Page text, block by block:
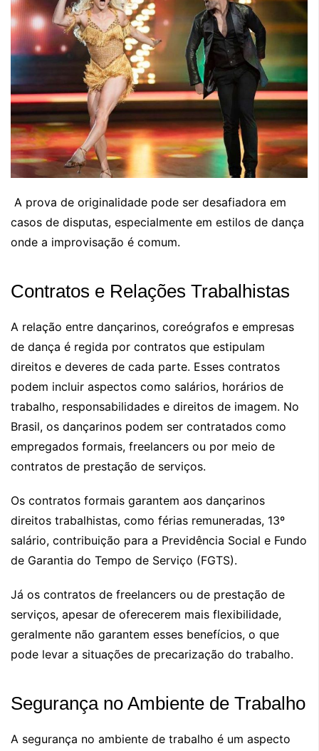
A prova de originalidade pode ser desafiadora em
casos de disputas, especialmente em estilos de dança
onde a improvisação é comum.
Contratos e Relações Trabalhistas
A relação entre dançarinos, coreógrafos e empresas
de dança é regida por contratos que estipulam
direitos e deveres de cada parte. Esses contratos
podem incluir aspectos como salários, horários de
trabalho, responsabilidades e direitos de imagem. No
Brasil, os dançarinos podem ser contratados como
empregados formais, freelancers ou por meio de
contratos de prestação de serviços.
Os contratos formais garantem aos dançarinos
direitos trabalhistas, como férias remuneradas, 13º
salário, contribuição para a Previdência Social e Fundo
de Garantia do Tempo de Serviço (FGTS).
Já os contratos de freelancers ou de prestação de
serviços, apesar de oferecerem mais flexibilidade,
geralmente não garantem esses benefícios, o que
pode levar a situações de precarização do trabalho.
Segurança no Ambiente de Trabalho
A segurança no ambiente de trabalho é um aspecto